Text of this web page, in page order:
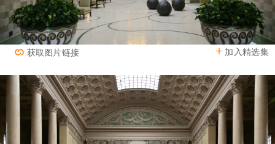
加入精选集
获取图片链接